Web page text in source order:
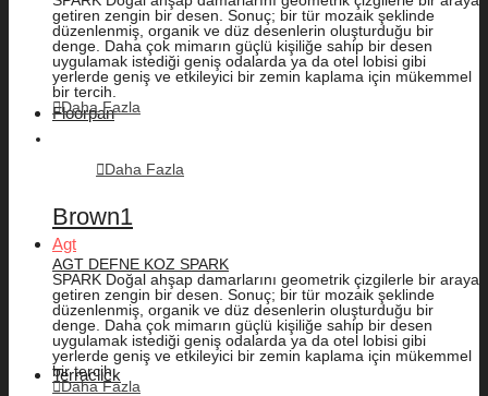
Floorpan
Agt
Terraclick
getiren zengin bir desen. Sonuç; bir tür mozaik şeklinde
düzenlenmiş, organik ve düz desenlerin oluşturduğu bir
denge. Daha çok mimarın güçlü kişiliğe sahip bir desen
uygulamak istediği geniş odalarda ya da otel lobisi gibi
yerlerde geniş ve etkileyici bir zemin kaplama için mükemmel
bir tercih.
Daha Fazla
Daha Fazla
Brown1
AGT DEFNE KOZ SPARK
SPARK Doğal ahşap damarlarını geometrik çizgilerle bir araya
getiren zengin bir desen. Sonuç; bir tür mozaik şeklinde
düzenlenmiş, organik ve düz desenlerin oluşturduğu bir
denge. Daha çok mimarın güçlü kişiliğe sahip bir desen
uygulamak istediği geniş odalarda ya da otel lobisi gibi
yerlerde geniş ve etkileyici bir zemin kaplama için mükemmel
bir tercih.
Daha Fazla